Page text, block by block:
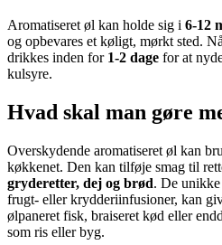
Aromatiseret øl kan holde sig i 6-12
og opbevares et køligt, mørkt sted.
drikkes inden for 1-2 dage for at
kulsyre.
Hvad skal man gøre
Overskydende aromatiseret øl kan
køkkenet. Den kan tilføje smag til
gryderetter, dej og brød. De unikke
frugt- eller krydderiinfusioner, kan
ølpaneret fisk, braiseret kød eller
som ris eller byg.